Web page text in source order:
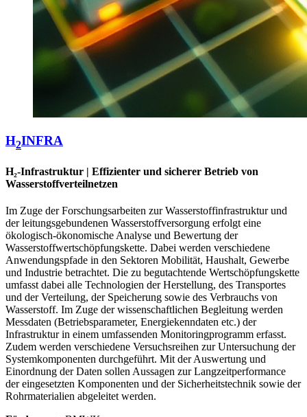
H2INFRA
H₂-Infrastruktur | Effizienter und sicherer Betrieb von
Wasserstoffverteilnetzen
Im Zuge der Forschungsarbeiten zur Wasserstoffinfrastruktur und
der leitungsgebundenen Wasserstoffversorgung erfolgt eine
ökologisch-ökonomische Analyse und Bewertung der
Wasserstoffwertschöpfungskette. Dabei werden verschiedene
Anwendungspfade in den Sektoren Mobilität, Haushalt, Gewerbe
und Industrie betrachtet. Die zu begutachtende Wertschöpfungskette
umfasst dabei alle Technologien der Herstellung, des Transportes
und der Verteilung, der Speicherung sowie des Verbrauchs von
Wasserstoff. Im Zuge der wissenschaftlichen Begleitung werden
Messdaten (Betriebsparameter, Energiekenndaten etc.) der
Infrastruktur in einem umfassenden Monitoringprogramm erfasst.
Zudem werden verschiedene Versuchsreihen zur Untersuchung der
Systemkomponenten durchgeführt. Mit der Auswertung und
Einordnung der Daten sollen Aussagen zur Langzeitperformance
der eingesetzten Komponenten und der Sicherheitstechnik sowie der
Rohrmaterialien abgeleitet werden.